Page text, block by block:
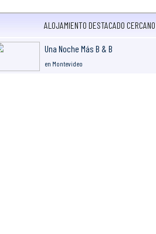
ALOJAMIENTO DESTACADO CERCANO
Una Noche Más B & B
en Montevideo